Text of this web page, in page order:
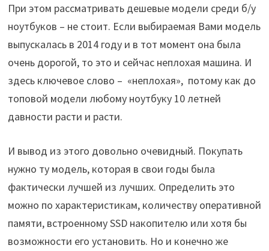
При этом рассматривать дешевые модели среди б/у
ноутбуков – не стоит. Если выбираемая Вами модель
выпускалась в 2014 году и в тот момент она была
очень дорогой, то это и сейчас неплохая машина. И
здесь ключевое слово – «неплохая», потому как до
топовой модели любому ноутбуку 10 летней
давности расти и расти.
И вывод из этого довольно очевидный. Покупать
нужно ту модель, которая в свои годы была
фактически лучшей из лучших. Определить это
можно по характеристикам, количеству оперативной
памяти, встроенному SSD накопителю или хотя бы
возможности его установить. Но и конечно же